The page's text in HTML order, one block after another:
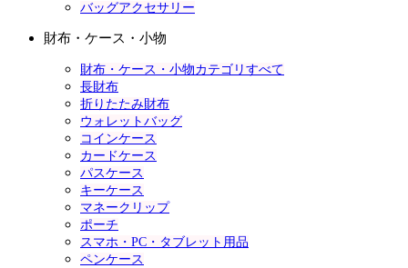
バッグアクセサリー
財布・ケース・小物
財布・ケース・小物カテゴリすべて
長財布
折りたたみ財布
ウォレットバッグ
コインケース
カードケース
パスケース
キーケース
マネークリップ
ポーチ
スマホ・PC・タブレット用品
ペンケース